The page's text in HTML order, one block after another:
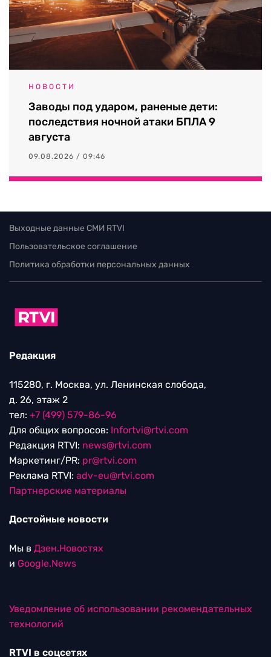
НОВОСТИ
Заводы под ударом, раненые дети:
последствия ночной атаки БПЛА 9
августа
09.08.2026 / 09:46
Выходные данные СМИ RTVI
Пользовательское соглашение
Политика обработки персональных данных
Редакция
115280, г. Москва, ул. Ленинская слобода,
д. 26, этаж 2
тел: +7 (499) 579-86-96
Для общих вопросов: Infortvi@rtvi.com
Редакция RTVI: news@rtvi.com
Маркетинг/PR: pr@rtvi.com
Реклама RTVI: adv-eu@rtvi.com
Партнерские материалы
Достойные новости
Мы в Дзен.Новостях
и Google.News
Уведомление об использовании рекомендательных
технологий
RTVI в соцсетях